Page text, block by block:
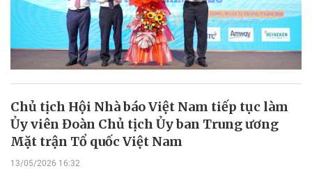
Chủ tịch Hội Nhà báo Việt Nam tiếp tục làm
Ủy viên Đoàn Chủ tịch Ủy ban Trung ương
Mặt trận Tổ quốc Việt Nam
13/05/2026 16:32